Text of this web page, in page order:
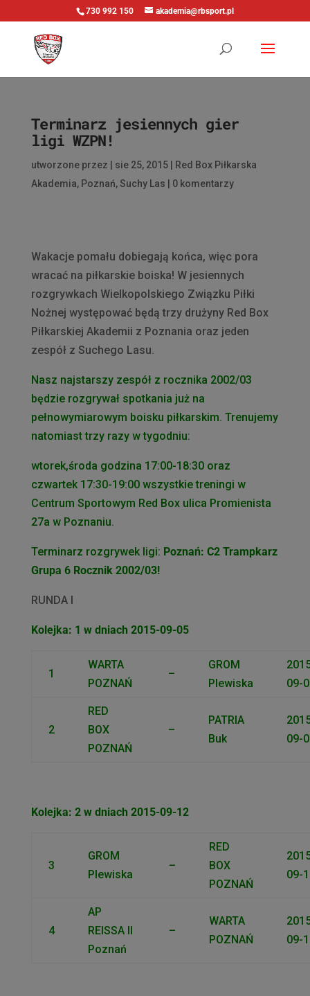
730 992 150 akademia@rbsport.pl
Terminarz jesiennych gier
ligi WZPN!
utworzone przez sie 25, 2015|
Red Box Piłkarska
Akademia, Poznań,Suchy Las 0 komentarzy
Wakacje pomału dobiegają końca, więc pora
wracać na piłkarskie boiska! W jesiennych
rozgrywkach Wielkopolskiego Związku Piłki
Nożnej występować będą trzy drużyny Red Box
Piłkarskiej Akademii z Poznania oraz jeden
zespół z Suchego Lasu.
Nasz najstarszy zespół z rocznika 2002/03
będzie rozgrywał spotkania już na
pełnowymiarowym boisku piłkarskim. Trenujemy
natomiast trzy razy w tygodniu:
wtorek,środa godzina 17:00-18:30 oraz
czwartek 17:30-19:00 wszystkie treningi w
Centrum Sportowym Red Box ulica Promienista
27a w Poznaniu.
Terminarz rozgrywek ligi: Poznań: C2 Trampkarz
Grupa 6 Rocznik 2002/03!
RUNDA I
Kolejka: 1 w dniach 2015-09-05
1
WARTA
POZNAŃ
–
GROM
Plewiska
09-
2
RED
BOX
POZNAŃ
–
PATRIA
Buk
09-
Kolejka: 2 w dniach 2015-09-12
3
GROM
Plewiska
–
RED
BOX
POZNAŃ
09-
4
AP
REISSA II
Poznań
–
WARTA
POZNAŃ
09-